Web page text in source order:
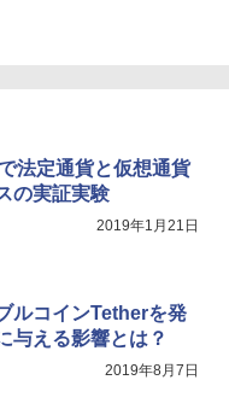
法定通貨と仮想通貨
の実証実験
2019年1月21日
ルコインTetherを発
与える影響とは？
2019年8月7日